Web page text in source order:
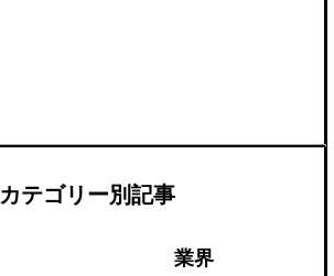
カテゴリー別記事
業界